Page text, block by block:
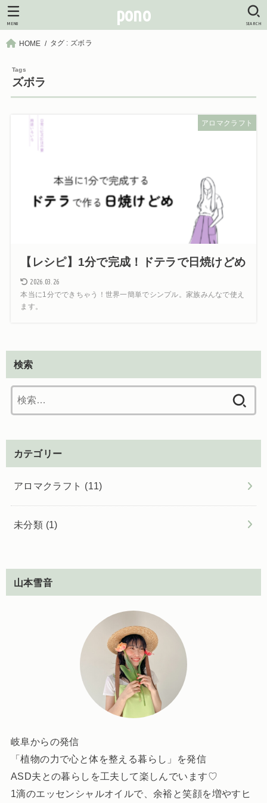
pono SEARCH
MENU
HOME タグ : ズボラ
ズボラ
アロマクラフト
【レシピ】1分で完成！ドテラで日焼けどめ
2026.03.26
本当に1分でできちゃう！世界一簡単でシンプル。家族みんなで使え
ます。
検索
索:
カテゴリー
アロマクラフト (11)
未分類 (1)
山本雪音
岐阜からの発信
「植物の力で心と体を整える暮らし」を発信
ASD夫との暮らしを工夫して楽しんでいます♡
1滴のエッセンシャルオイルで、余裕と笑顔を増やすヒ